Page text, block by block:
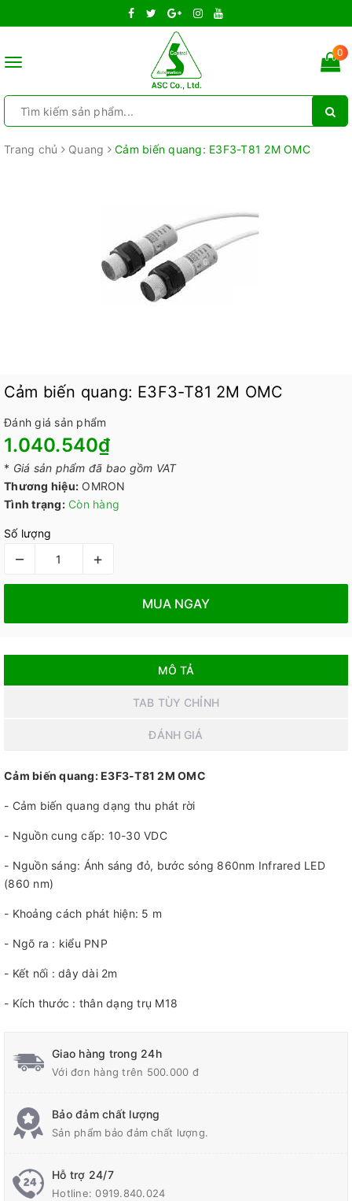
Toggle
0
Trang chủ Quang Cảm biến quang: E3F3-T81 2M OMC
Cảm biến quang: E3F3-T81 2M OMC
Đánh giá sản phẩm
1.040.540₫
* Giá sản phẩm đã bao gồm VAT
Thương hiệu: OMRON
Tình trạng: Còn hàng
Số lượng
– +
MUA NGAY
MÔ TẢ
TAB TÙY CHỈNH
ĐÁNH GIÁ
Cảm biến quang: E3F3-T81 2M OMC
- Cảm biến quang dạng thu phát rời
- Nguồn cung cấp: 10-30 VDC
- Nguồn sáng: Ánh sáng đỏ, bước sóng 860nm Infrared LED
(860 nm)
- Khoảng cách phát hiện: 5 m
- Ngõ ra : kiểu PNP
- Kết nối : dây dài 2m
- Kích thước : thân dạng trụ M18
Giao hàng trong 24h
Với đơn hàng trên 500.000 đ
Bảo đảm chất lượng
Sản phẩm bảo đảm chất lượng.
Hỗ trợ 24/7
Hotline:0919.840.024